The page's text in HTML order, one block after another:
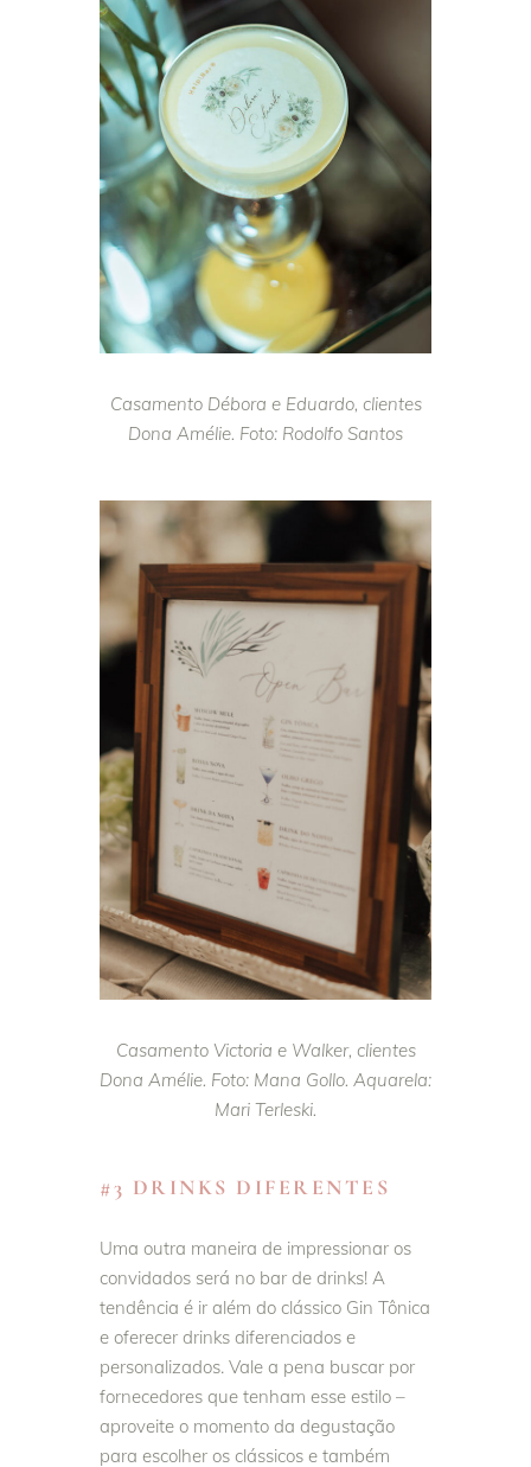
Casamento Débora e Eduardo, clientes
Dona Amélie. Foto: Rodolfo Santos
Casamento Victoria e Walker, clientes
Dona Amélie. Foto: Mana Gollo. Aquarela:
Mari Terleski.
#3 DRINKS DIFERENTES
Uma outra maneira de impressionar os
convidados será no bar de drinks! A
tendência é ir além do clássico Gin Tônica
e oferecer drinks diferenciados e
personalizados. Vale a pena buscar por
fornecedores que tenham esse estilo –
aproveite o momento da degustação
para escolher os clássicos e também